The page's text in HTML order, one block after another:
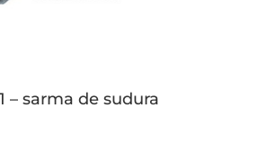
– sarma de sudura